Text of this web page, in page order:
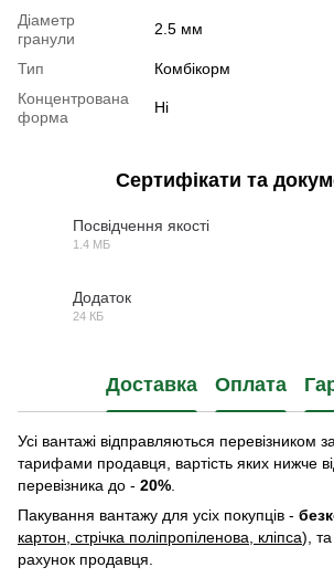
Діаметр
гранули
2.5 мм
Тип
Комбікорм
Концентрована
форма
Ні
Сертифікати та
Посвідчення якості
1.4 МБ
Додаток
24 КБ
Доставка Оплата
Усі вантажі відправляються перевізником
тарифами продавця, вартість яких нижче
перевізника до - 20%
Пакування вантажу для усіх покупців -
картон, стрічка поліпропіленова, кліпса), та
рахунок продавця.